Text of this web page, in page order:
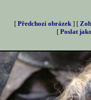
[ Předchozí obrázek ] [
[ Poslat